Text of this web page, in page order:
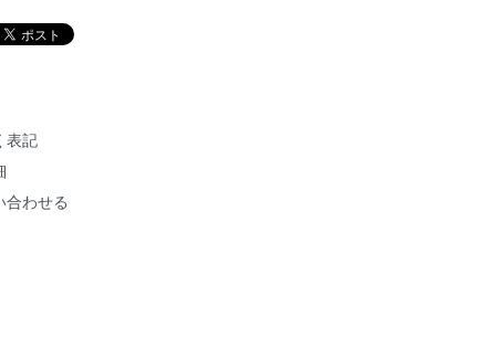
表記
合わせる